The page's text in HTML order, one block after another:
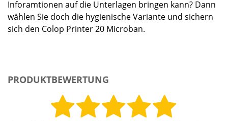
Inforamtionen auf die Unterlagen bringen kann? Dann
wählen Sie doch die hygienische Variante und sichern
sich den Colop Printer 20 Microban.
PRODUKTBEWERTUNG